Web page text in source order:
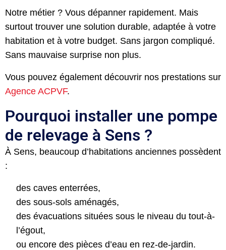
Notre métier ? Vous dépanner rapidement. Mais
surtout trouver une solution durable, adaptée à votre
habitation et à votre budget. Sans jargon compliqué.
Sans mauvaise surprise non plus.
Vous pouvez également découvrir nos prestations sur
Agence ACPVF.
Pourquoi installer une pompe
de relevage à Sens ?
À Sens, beaucoup d’habitations anciennes possèdent
:
des caves enterrées,
des sous-sols aménagés,
des évacuations situées sous le niveau du tout-à-
l’égout,
ou encore des pièces d’eau en rez-de-jardin.